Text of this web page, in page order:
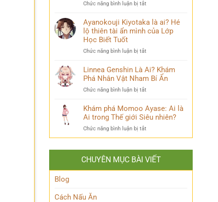
chuyện
thú
vị
Phá
Sư
Lý
Số
Bi
Thương
Chức năng bình luận bị tắt
Uchiha
Lộ
Tần
Tật
Kẻ
Diện
Huyền
Ayanokouji Kiyotaka là ai? Hé
lộ thiên tài ẩn mình của Lớp
Học Biết Tuốt
Chức năng bình luận bị tắt
Kiyotaka
Hé
thiên
tài
Lớp
Học
Linnea Genshin Là Ai? Khám
Phá Nhân Vật Nham Bí Ẩn
Chức năng bình luận bị tắt
Genshin
Là
Khám
Phá
Vật
Nham
Bí
Khám phá Momoo Ayase: Ai là
Ai trong Thế giới Siêu nhiên?
Chức năng bình luận bị tắt
Khám
Ayase:
Ai
CHUYÊN MỤC BÀI VIẾT
Blog
Cách Nấu Ăn